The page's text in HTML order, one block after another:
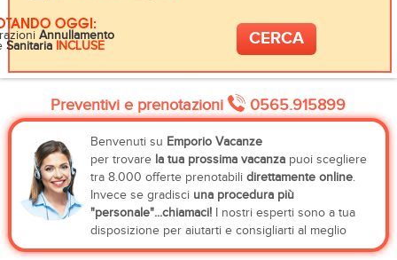
OGGI:
Annullamento
Sanitaria INCLUSE
Preventivi e prenotazioni 0565.915899
Benvenuti su Emporio Vacanze
per trovare la tua prossima vacanzapuoi scegliere
tra 8.000 offerte prenotabili direttamente online.
Invece se gradisci una procedura più
"personale"...chiamaci!I nostri esperti sono a tua
disposizione per aiutarti e consigliarti al meglio